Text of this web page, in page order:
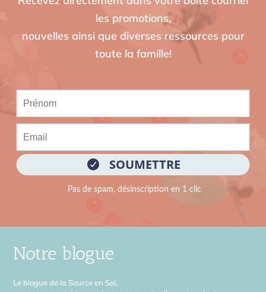
les promotions,
nouvelles ainsi que diverses ressources pour
toute la famille!
Notre blogue
Le blogue de la Source en Soi,